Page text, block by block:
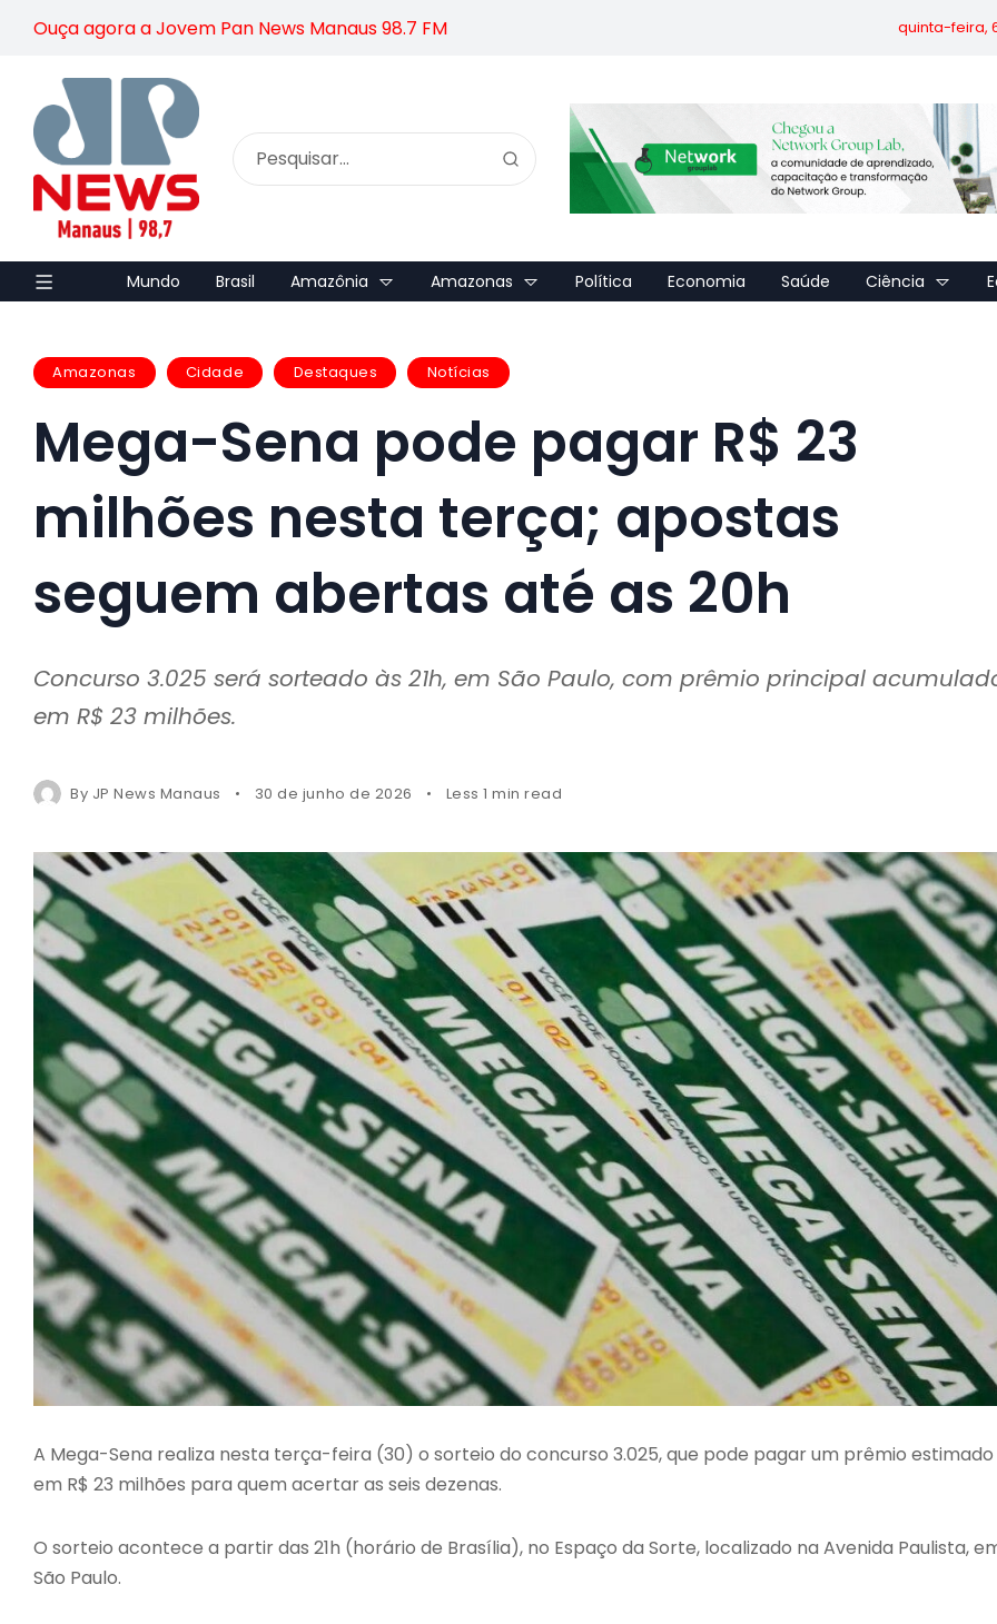
Ouça agora a Jovem Pan News Manaus 98.7 FM quinta-feira,
Mundo Brasil Amazônia Amazonas Política Economia Saúde Ciência
Amazonas Cidade Destaques Notícias
Mega-Sena pode pagar R$ 23
milhões nesta terça; apostas
seguem abertas até as 20h
Concurso 3.025 será sorteado às 21h, em São Paulo, com prêmio principal
em R$ 23 milhões.
By JP News Manaus 30 de junho de 2026 Less 1 min read
A Mega-Sena realiza nesta terça-feira (30) o sorteio do concurso 3.025, que pode pagar um prêmio estimado
em R$ 23 milhões para quem acertar as seis dezenas.
O sorteio acontece a partir das 21h (horário de Brasília), no Espaço da Sorte, localizado na Avenida Paulista,
São Paulo.